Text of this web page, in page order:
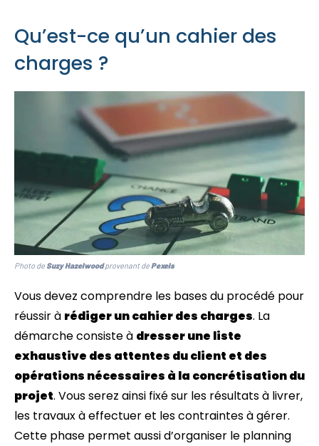
Qu’est-ce qu’un cahier des
charges ?
Photo de Suzy Hazelwoodprovenant dePexels
Vous devez comprendre les bases du procédé pour
réussir à rédiger un cahier des charges. La
démarche consiste à dresser une liste
exhaustive des attentes du client et des
opérations nécessaires à la concrétisation du
projet. Vous serez ainsi fixé sur les résultats à livrer,
les travaux à effectuer et les contraintes à gérer.
Cette phase permet aussi d’organiser le planning